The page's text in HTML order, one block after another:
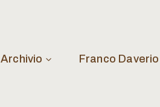
Archivio Franco Daverio